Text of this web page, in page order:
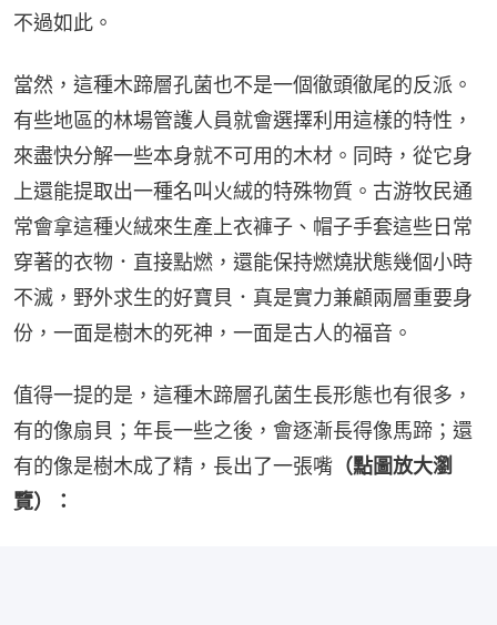
不過如此。
當然，這種木蹄層孔菌也不是一個徹頭徹尾的反派。
有些地區的林場管護人員就會選擇利用這樣的特性，
來盡快分解一些本身就不可用的木材。同時，從它身
上還能提取出一種名叫火絨的特殊物質。古游牧民通
常會拿這種火絨來生產上衣褲子、帽子手套這些日常
穿著的衣物．直接點燃，還能保持燃燒狀態幾個小時
不滅，野外求生的好寶貝．真是實力兼顧兩層重要身
份，一面是樹木的死神，一面是古人的福音。
值得一提的是，這種木蹄層孔菌生長形態也有很多，
有的像扇貝；年長一些之後，會逐漸長得像馬蹄；還
有的像是樹木成了精，長出了一張嘴 （點圖放大瀏
覽）：